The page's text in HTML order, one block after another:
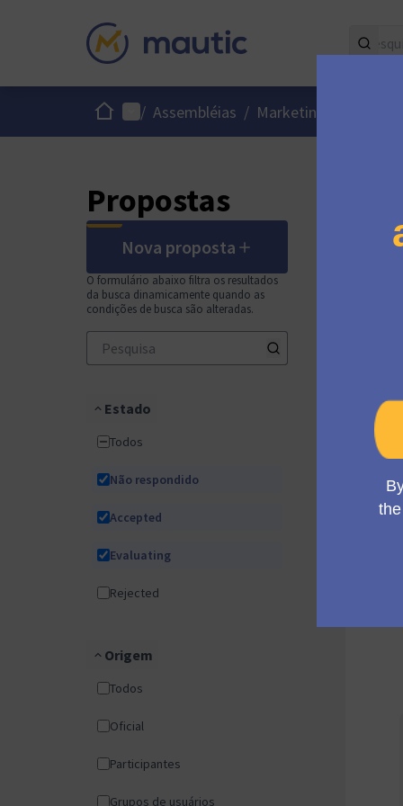
InícioMenu principal
/ Assembléias / Marketing Team
Propostas
Nova proposta
O formulário abaixo filtra os resultados
da busca dinamicamente quando as
condições de busca são alteradas.
Estado
Todos
Não respondido
Accepted
Evaluating
Rejected
Origem
Todos
Oficial
Participantes
Grupos de usuários